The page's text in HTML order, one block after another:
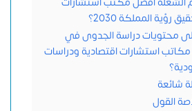
المملكة 2030؟
محتويات دراسة الجدوى في
استشارات اقتصادية ودراسات
شائعة
القول